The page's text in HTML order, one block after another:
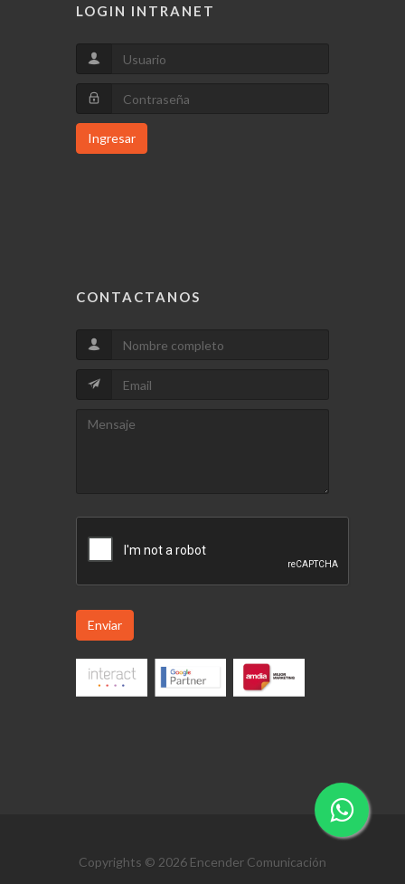
LOGIN INTRANET
Ingresar
CONTACTANOS
Enviar
Copyrights © 2026 Encender Comunicación